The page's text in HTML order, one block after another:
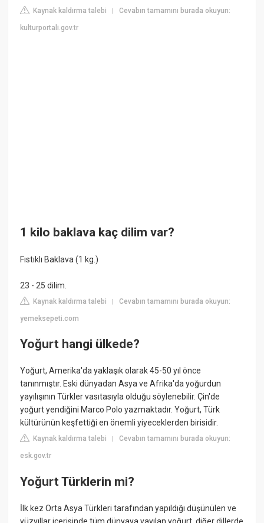
Kaynak kaldırma talebi |Cevabın tamamını burada okuyun:
kulturportali.gov.tr
1 kilo baklava kaç dilim var?
Fıstıklı Baklava (1 kg.)
23 - 25 dilim.
Kaynak kaldırma talebi |Cevabın tamamını burada okuyun:
yemeksepeti.com
Yoğurt hangi ülkede?
Yoğurt, Amerika'da yaklaşık olarak 45-50 yıl önce
tanınmıştır. Eski dünyadan Asya ve Afrika'da yoğurdun
yayılışının Türkler vasıtasıyla olduğu söylenebilir. Çin'de
yoğurt yendiğini Marco Polo yazmaktadır. Yoğurt, Türk
kültürünün keşfettiği en önemli yiyeceklerden birisidir.
Kaynak kaldırma talebi |Cevabın tamamını burada okuyun:
esk.gov.tr
Yoğurt Türklerin mi?
İlk kez Orta Asya Türkleri tarafından yapıldığı düşünülen ve